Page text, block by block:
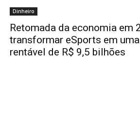
Dinheiro
Retomada da economia em
transformar eSports em
rentável de R$ 9,5 bilhões